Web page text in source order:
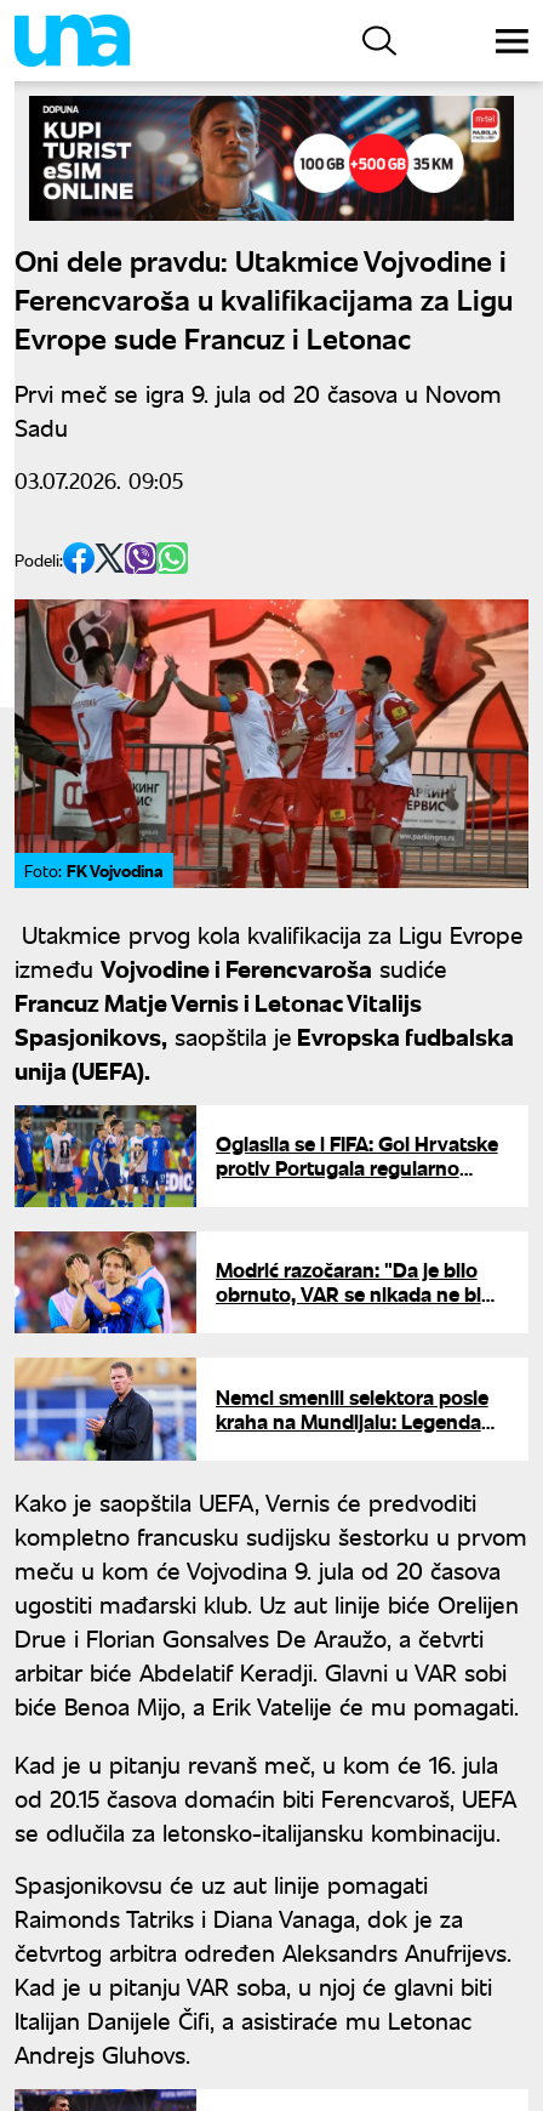
Oni dele pravdu: Utakmice Vojvodine i
Ferencvaroša u kvalifikacijama za Ligu
Evrope sude Francuz i Letonac
Prvi meč se igra 9. jula od 20 časova u Novom
Sadu
03.07.2026. 09:05
Podeli:
Foto: FK Vojvodina
Utakmice prvog kola kvalifikacija za Ligu Evrope
između Vojvodine i Ferencvaroša sudiće
Francuz Matje Vernis i Letonac Vitalijs
Spasjonikovs, saopštila je Evropska fudbalska
unija (UEFA).
Oglasila se i FIFA: Gol Hrvatske
protiv Portugala regularno
Modrić razočaran: "Da je bilo
obrnuto, VAR se nikada ne bi
Nemci smenili selektora posle
kraha na Mundijalu: Legenda
Kako je saopštila UEFA, Vernis će predvoditi
kompletno francusku sudijsku šestorku u prvom
meču u kom će Vojvodina 9. jula od 20 časova
ugostiti mađarski klub. Uz aut linije biće Orelijen
Drue i Florian Gonsalves De Araužo, a četvrti
arbitar biće Abdelatif Keradji. Glavni u VAR sobi
biće Benoa Mijo, a Erik Vatelije će mu pomagati.
Kad je u pitanju revanš meč, u kom će 16. jula
od 20.15 časova domaćin biti Ferencvaroš, UEFA
se odlučila za letonsko-italijansku kombinaciju.
Spasjonikovsu će uz aut linije pomagati
Raimonds Tatriks i Diana Vanaga, dok je za
četvrtog arbitra određen Aleksandrs Anufrijevs.
Kad je u pitanju VAR soba, u njoj će glavni biti
Italijan Danijele Čifi, a asistiraće mu Letonac
Andrejs Gluhovs.